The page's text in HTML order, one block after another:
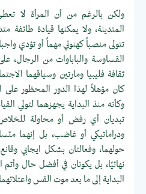
ولكن بالرغم من أن المرأة لا
المتدينة، ولا يمكنها قيادة طائفة
تتولى منصباً كهنوتي مهماً أو تؤدي
القساوسة والباباوات من
ثقافة فليبيا ومارتين وسياقهما
كان مؤهلاً لهذا الدور المحظور
وكأنه منذ البداية يجهزهما لتولي
تبديان أي رفض أو محاولة
ودراماتيكي أو غاضب، بل إنهما
حولهما، وفعالتان بشكل ايجابي
نهائيًا، بل يكونان في أفضل حال
البداية إلى ما بعد موت القس